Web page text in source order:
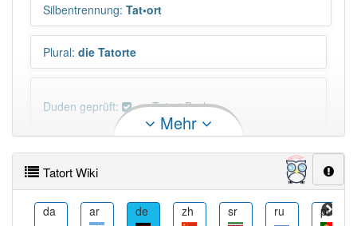
Silbentrennung: Tat•ort
Plural: die Tatorte
Duden geprüft: Tatort Duden
PowerIndex:10
Mehr
Tatort Wiki
da ar de zh sr ru pt